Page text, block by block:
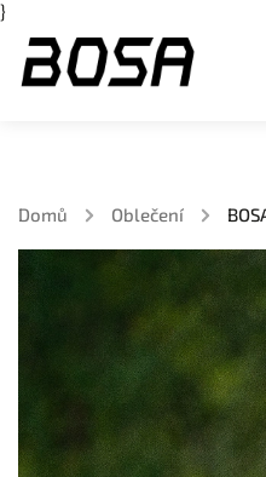
}
Domů / Oblečení /